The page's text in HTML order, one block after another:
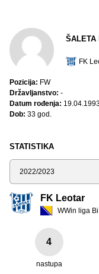
STATISTIKA
Sezona
FK Leotar
WWin liga
4
nastupa
ŠALETA
FK
Pozicija: FW
Državljanstvo: -
Datum rođenja:
Dob: 33 god.